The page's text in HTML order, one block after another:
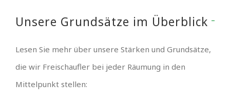
Unsere Grundsätze im Überblick
Lesen Sie mehr über unsere Stärken und Grundsätze,
die wir Freischaufler bei jeder Räumung in den
Mittelpunkt stellen: